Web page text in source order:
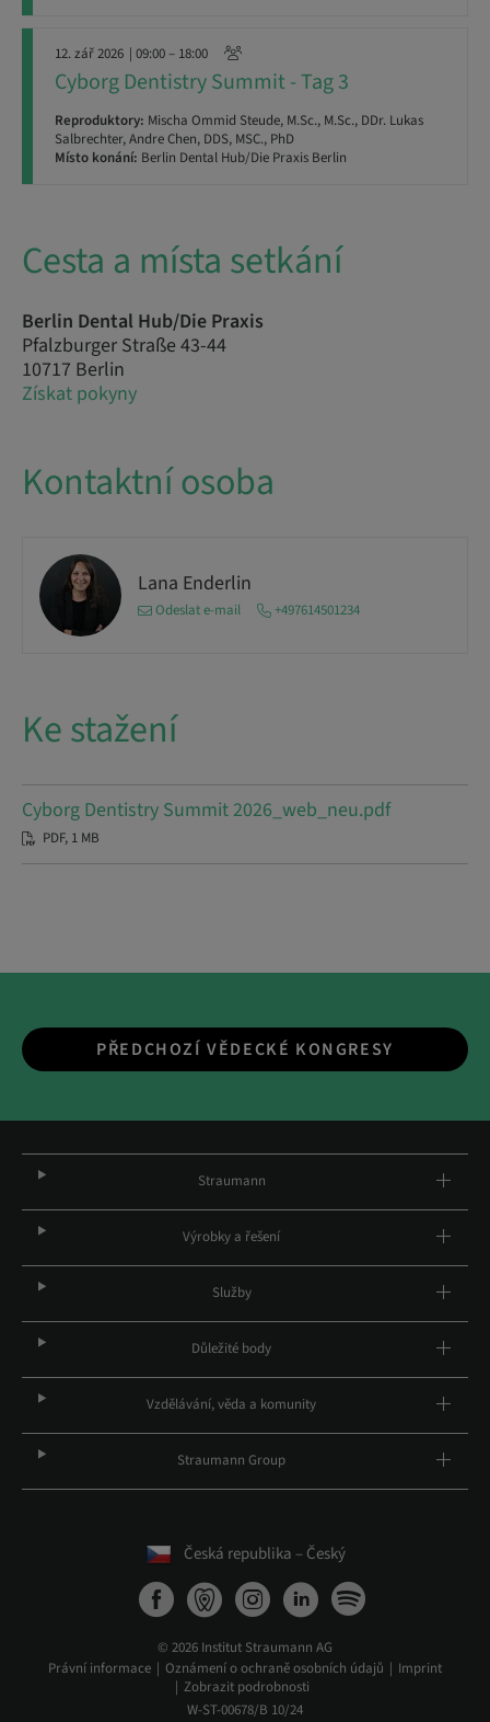
12. zář 2026 | 09:00 – 18:00
Cyborg Dentistry Summit - Tag 3
Reproduktory: Mischa Ommid Steude, M.Sc., M.Sc., DDr. Lukas
Salbrechter, Andre Chen, DDS, MSC., PhD
Místo konání: Berlin Dental Hub/Die Praxis Berlin
Cesta a místa setkání
Berlin Dental Hub/Die Praxis
Pfalzburger Straße 43-44
10717 Berlin
Získat pokyny
Kontaktní osoba
Lana Enderlin
Odeslat e-mail +497614501234
Ke stažení
Cyborg Dentistry Summit 2026_web_neu.pdf
PDF, 1 MB
PŘEDCHOZÍ VĚDECKÉ KONGRESY
Straumann
Výrobky a řešení
Služby
Důležité body
Vzdělávání, věda a komunity
Straumann Group
Česká republika – Český
© 2026 Institut Straumann AG
Právní informace
Oznámení o ochraně osobních údajů
Imprint
Zobrazit podrobnosti
W-ST-00678/B 10/24